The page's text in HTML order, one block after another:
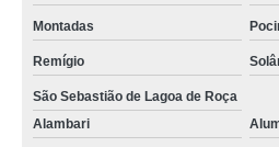
Montadas
Remígio
São Sebastião de Lagoa de Roça
Alambari